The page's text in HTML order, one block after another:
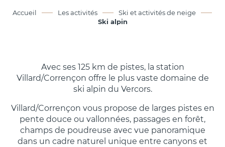
Accueil Les activités
Ski et activités de neige
Ski alpin
Avec ses 125 km de pistes, la station
Villard/Corrençon offre le plus vaste domaine de
ski alpin du Vercors.
Villard/Corrençon vous propose de larges pistes en
pente douce ou vallonnées, passages en forêt,
champs de poudreuse avec vue panoramique
dans un cadre naturel unique entre canyons et